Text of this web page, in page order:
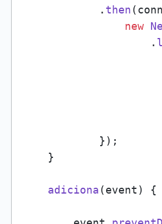
            .
then(
new
                    .
            });
    }
adiciona(event ) {